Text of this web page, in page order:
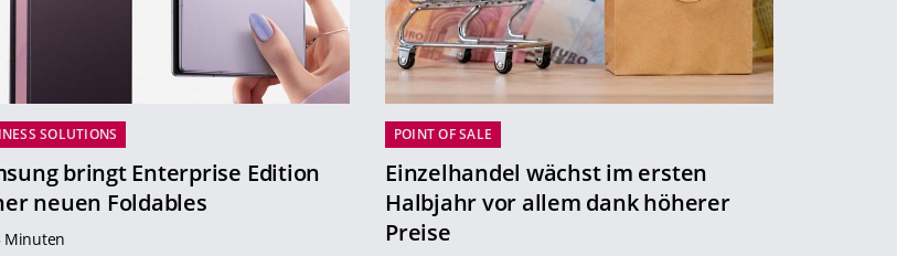
SOLUTIONS
bringt Enterprise Edition
neuen Foldables
Minuten
POINT OF SALE
Einzelhandel wächst im ersten
Halbjahr vor allem dank höherer
Preise